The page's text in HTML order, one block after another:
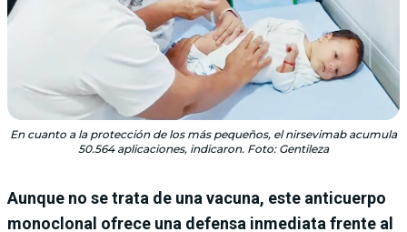
En cuanto a la protección de los más pequeños, el nirsevimab acumula
50.564 aplicaciones, indicaron. Foto: Gentileza
Aunque no se trata de una vacuna, este anticuerpo
monoclonal ofrece una defensa inmediata frente al